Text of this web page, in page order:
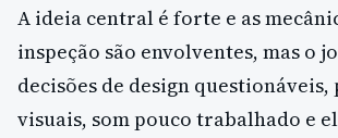
A ideia central é forte e as
inspeção são envolventes, mas o
decisões de design
visuais, som pouco trabalhado e